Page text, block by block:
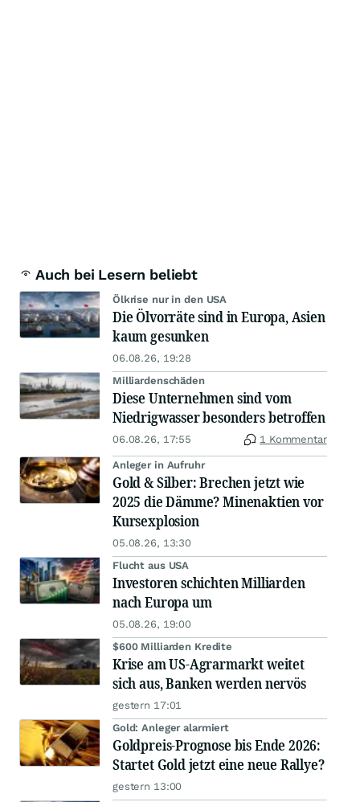
Auch bei Lesern beliebt
Ölkrise nur in den USA
Die Ölvorräte sind in Europa, Asien
kaum gesunken
06.08.26, 19:28
Milliardenschäden
Diese Unternehmen sind vom
Niedrigwasser besonders betroffen
06.08.26, 17:55 1 Kommentar
Anleger in Aufruhr
Gold & Silber: Brechen jetzt wie
2025 die Dämme? Minenaktien vor
Kursexplosion
05.08.26, 13:30
Flucht aus USA
Investoren schichten Milliarden
nach Europa um
05.08.26, 19:00
$600 Milliarden Kredite
Krise am US-Agrarmarkt weitet
sich aus, Banken werden nervös
gestern 17:01
Gold: Anleger alarmiert
Goldpreis-Prognose bis Ende 2026:
Startet Gold jetzt eine neue Rallye?
gestern 13:00